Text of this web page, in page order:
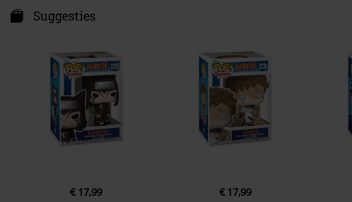
Zuidplein 36
1077 XV Amsterdam
www.funko.com
Suggesties
€ 17,99 € 17,99